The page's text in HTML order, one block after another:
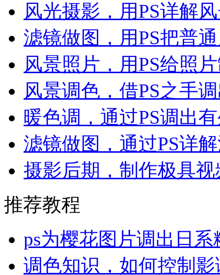
风光摄影，用PS详解
滤镜做图，用PS把普
风景照片，用PS给照
风景调色，借PS之手
暖色调，通过PS调出
滤镜做图，通过PS详
摄影后期，制作极具
推荐教程
ps为樱花图片调出日系
调色知识，如何控制